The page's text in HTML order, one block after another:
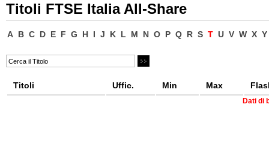
Titoli FTSE Italia All-Share
A B C D E F G H I J K L M N O P Q R S T U V W X Y
Titoli Uffic. Min Max
Dati di